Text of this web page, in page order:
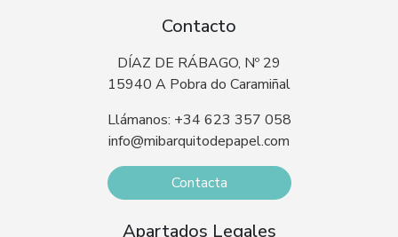
Contacto
DÍAZ DE RÁBAGO, Nº 29
15940 A Pobra do Caramiñal
Llámanos: +34 623 357 058
info@mibarquitodepapel.com
Contacta
Apartados Legales